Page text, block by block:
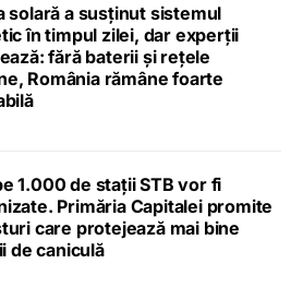
solară a susținut sistemul
în timpul zilei, dar experții
fără baterii și rețele
România rămâne foarte
1.000 de stații STB vor fi
Primăria Capitalei promite
care protejează mai bine
de caniculă